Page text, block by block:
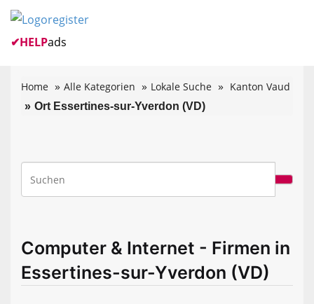
✔HELPads
Home Alle Kategorien Lokale Suche Kanton Vaud
Ort Essertines-sur-Yverdon (VD)
Computer & Internet - Firmen in
Essertines-sur-Yverdon (VD)